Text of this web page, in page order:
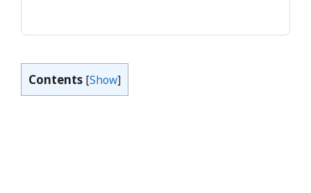
Contents [Show]